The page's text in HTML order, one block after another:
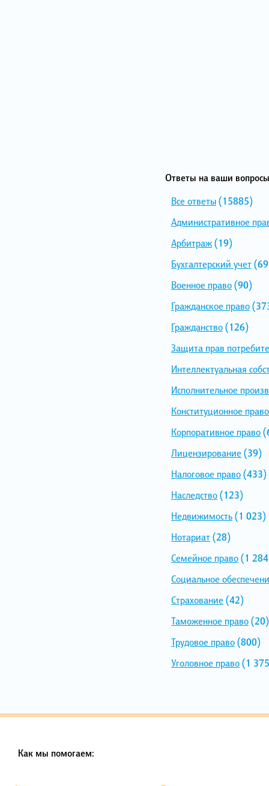
Ответы на ваши
Все ответы(15885)
Административное
Арбитраж(19)
Бухгалтерский учет
Военное право(90)
Гражданское право
Гражданство(126)
Защита прав
Интеллектуальная
Исполнительное
Конституционное право
Корпоративное право
Лицензирование (39)
Налоговое право(433)
Наследство(123)
Недвижимость(1 023)
Нотариат(28)
Семейное право(1
Социальное
Страхование (42)
Таможенное право(20)
Трудовое право(800)
Уголовное право(1
Как мы помогаем: